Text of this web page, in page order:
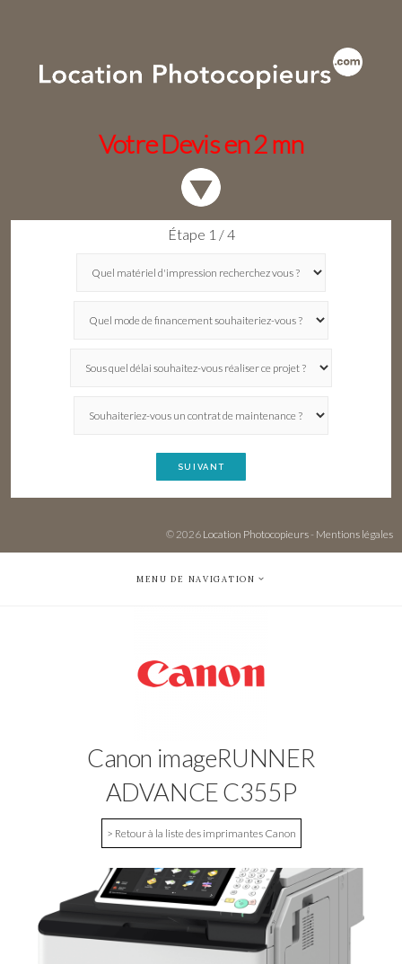
Votre Devis en 2 mn
Étape 1 / 4
SUIVANT
© 2026 Location Photocopieurs- Mentions légales
MENU DE NAVIGATION
Canon imageRUNNER
ADVANCE C355P
> Retour à la liste des imprimantes Canon